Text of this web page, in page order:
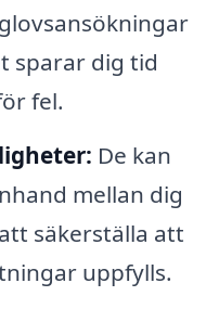
sparar dig tid
fel.
De kan
mellan dig
säkerställa att
uppfylls.